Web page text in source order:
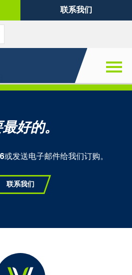
联系我们
条
好的。
或发送电子邮件给我们订购。
联系我们